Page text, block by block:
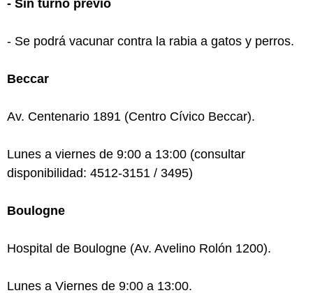
- Sin turno previo
- Se podrá vacunar contra la rabia a gatos y perros.
Beccar
Av. Centenario 1891 (Centro Cívico Beccar).
Lunes a viernes de 9:00 a 13:00 (consultar
disponibilidad: 4512-3151 / 3495)
Boulogne
Hospital de Boulogne (Av. Avelino Rolón 1200).
Lunes a Viernes de 9:00 a 13:00.